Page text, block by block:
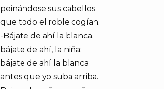
peinándose sus cabellos
que todo el roble cogían.
-Bájate de ahí la blanca.
bájate de ahí, la niña;
bájate de ahí la blanca
antes que yo suba arriba.